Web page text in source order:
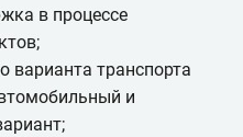
в процессе
варианта транспорта
и